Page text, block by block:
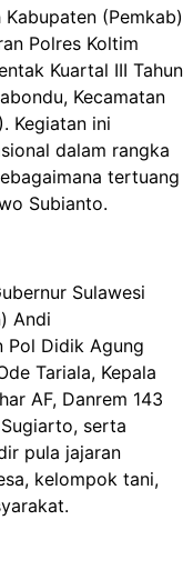
Kabupaten (Pemkab)
Polres Koltim
Kuartal III Tahun
Kecamatan
Kegiatan ini
dalam rangka
tertuang
Subianto.
Sulawesi
Andi
Pol Didik Agung
Tariala, Kepala
AF, Danrem 143
serta
pula jajaran
kelompok tani,